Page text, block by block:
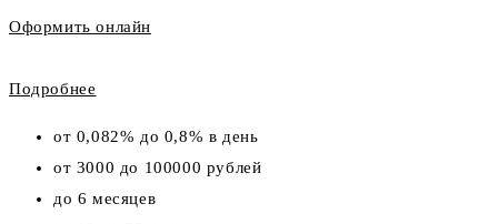
Оформить онлайн
Подробнее
от 0,082% до 0,8% в день
от 3000 до 100000 рублей
до 6 месяцев